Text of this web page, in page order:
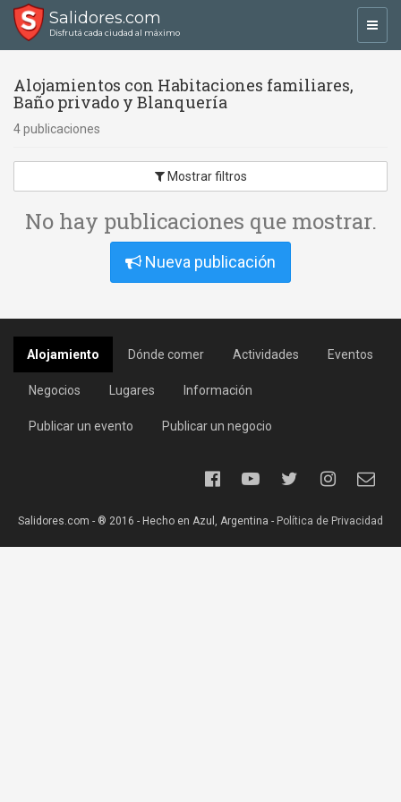
Salidores.com
Disfrutá cada ciudad al máximo
Alojamientos con Habitaciones familiares,
Baño privado y Blanquería
4 publicaciones
Mostrar filtros
No hay publicaciones que mostrar.
Nueva publicación
Alojamiento Dónde comer Actividades Eventos
Negocios Lugares Información
Publicar un evento Publicar un negocio
Salidores.com - ® 2016 - Hecho en Azul, Argentina - Política de Privacidad